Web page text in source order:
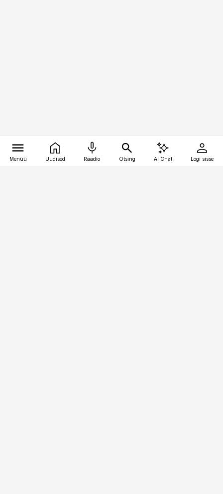
Menüü Uudised Raadio Otsing AI Chat Logi sisse